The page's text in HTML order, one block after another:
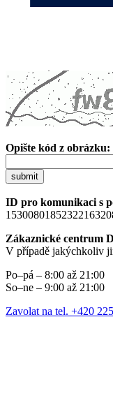
Opište kód z obrázku:
submit
ID pro komunikaci s
Zákaznické centrum
V případě jakýchkoliv
Po–pá – 8:00 až 21:00
So–ne – 9:00 až 21:00
Zavolat na tel. +420